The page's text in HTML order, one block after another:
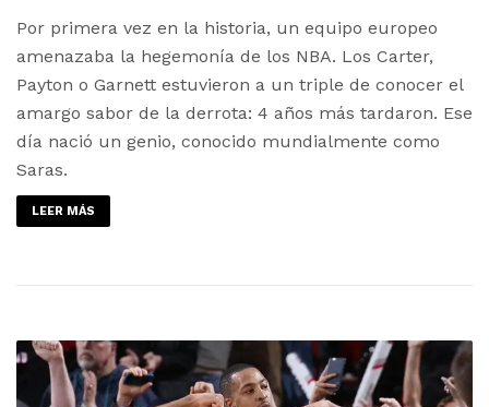
Por primera vez en la historia, un equipo europeo
amenazaba la hegemonía de los NBA. Los Carter,
Payton o Garnett estuvieron a un triple de conocer el
amargo sabor de la derrota: 4 años más tardaron. Ese
día nació un genio, conocido mundialmente como
Saras.
LEER MÁS